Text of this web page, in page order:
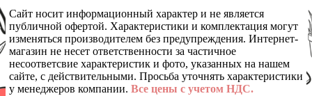
Сайт носит информационный характер и не является
публичной офертой. Характеристики и комплектация могут
изменяться производителем без предупреждения. Интернет-
магазин не несет ответственности за частичное
несоответсвие характеристик и фото, указанных на нашем
сайте, с действительными. Просьба уточнять характеристики
у менеджеров компании. Все цены с учетом НДС.